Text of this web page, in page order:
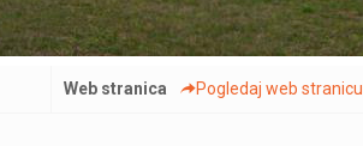
Web stranica Pogledaj web stranicu